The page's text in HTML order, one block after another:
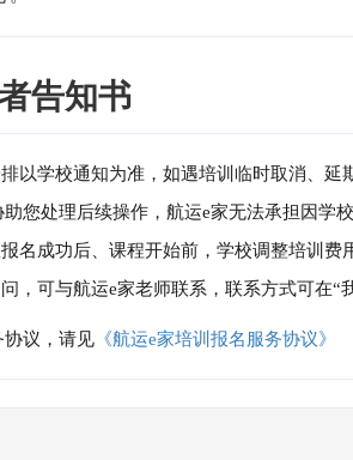
告知书
以学校通知为准，如遇培训临时取消、
助您处理后续操作，航运e家无法承担因学
名成功后、课程开始前，学校调整培训
，可与航运e家老师联系，联系方式可在
协议，请见 《航运e家培训报名服务协议》